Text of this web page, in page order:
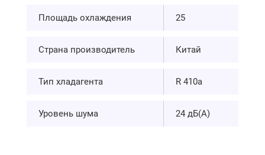
Площадь охлаждения 25
Страна производитель Китай
Тип хладагента R 410а
Уровень шума 24 дБ(А)